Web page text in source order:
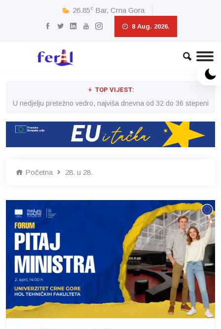
26.85c Bar, Crna Gora
8 Aug. 2026.
TOP VIJEST:
U nedjelju pretežno vedro, najviša dnevna od 32 do 36 stepeni
Početna 28. u 28.